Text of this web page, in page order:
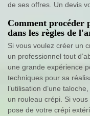
de ses offres. Un devis
Comment procéder
dans les règles de
Si vous voulez créer un
un professionnel tout
une grande expérience
techniques pour sa
l’utilisation d’une
un rouleau crépi. Si
pose de votre crépi